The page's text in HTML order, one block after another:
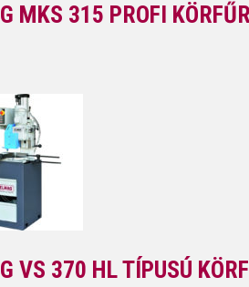
MKS 315 PROFI
VS 370 HL TÍPUSÚ